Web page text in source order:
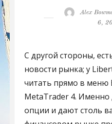
Author
Alex
6,
С другой стороны,
новости рынка; у
читать прямо в
MetaTrader 4.
опции и дают столь